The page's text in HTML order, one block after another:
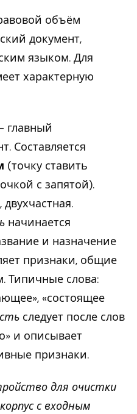
объём
документ,
языком. Для
характерную
главный
Составляется
(точку ставить
с запятой).
начинается
и назначение
признаки, общие
Типичные слова:
«состоящее
следует после слов
и описывает
признаки.
для очистки
с входным